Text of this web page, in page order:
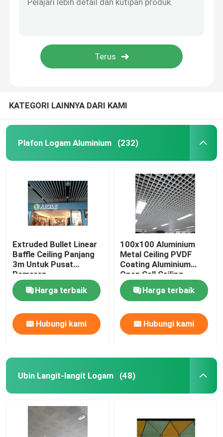
KATEGORI LAINNYA DARI KAMI
Plafon Logam Aluminium (232)
Extruded Bullet Linear
Baffle Ceiling Panjang
3m Untuk Pusat
Pameran
Harga terbaik
Hubungi kami
100x100 Aluminium
Metal Ceiling PVDF
Coating Aluminium
Open Cell Ceiling
Harga terbaik
Hubungi kami
Ubin Langit-langit Logam (48)